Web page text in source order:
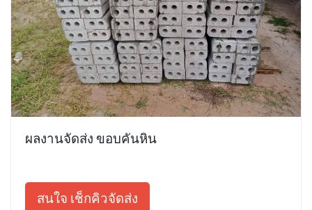
ผลงานจัดส่ง ขอบคันหิน
สนใจ เช็กคิวจัดส่ง